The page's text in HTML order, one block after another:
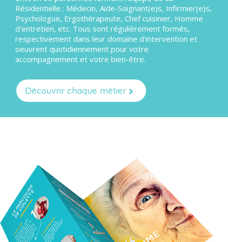
Résidentielle : Médecin, Aide-Soignant(e)s, Infirmier(e)s,
Psychologue, Ergothérapeute, Chef cuisinier, Homme
d'entretien, etc. Tous sont régulièrement formés,
respectivement dans leur domaine d'intervention et
oeuvrent quotidiennement pour votre
accompagnement et votre bien-être.
Découvrir chaque métier